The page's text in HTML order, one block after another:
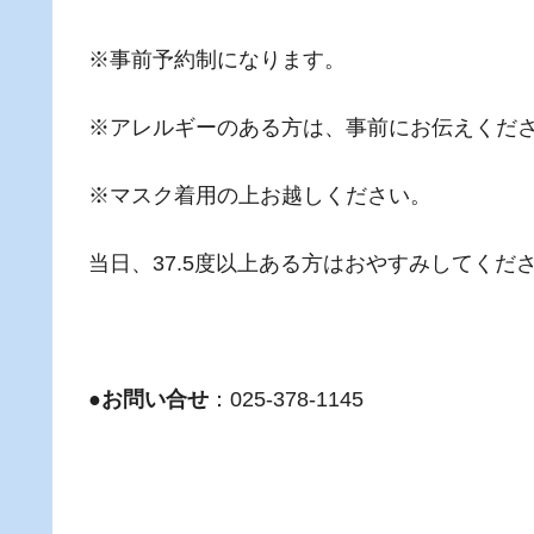
※事前予約制になります。
※アレルギーのある方は、事前にお伝えくださ
※マスク着用の上お越しください。
当日、37.5度以上ある方はおやすみしてくださ
●お問い合せ ：025-378-1145